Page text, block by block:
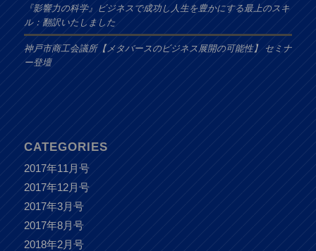
『影響力の科学』ビジネスで成功し人生を豊かにする最上のスキ
ル：翻訳いたしました
神戸市商工会議所【メタバースのビジネス展開の可能性】 セミナ
ー登壇
CATEGORIES
2017年11月号
2017年12月号
2017年3月号
2017年8月号
2018年2月号